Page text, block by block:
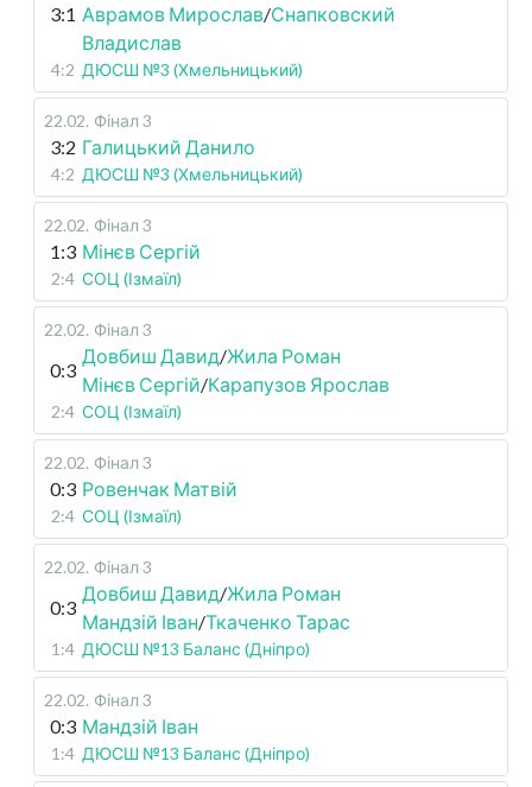
3:1 Аврамов Мирослав/Снапковский
Владислав
4:2 ДЮСШ №3 (Хмельницький)
22.02. Фінал 3
3:2 Галицький Данило
4:2 ДЮСШ №3 (Хмельницький)
22.02. Фінал 3
1:3 Мінєв Сергій
2:4 СОЦ (Ізмаїл)
22.02. Фінал 3
0:3
Довбиш Давид/Жила Роман
Мінєв Сергій/Карапузов Ярослав
2:4 СОЦ (Ізмаїл)
22.02. Фінал 3
0:3 Ровенчак Матвій
2:4 СОЦ (Ізмаїл)
22.02. Фінал 3
0:3
Довбиш Давид/Жила Роман
Мандзій Іван/Ткаченко Тарас
1:4 ДЮСШ №13 Баланс (Дніпро)
22.02. Фінал 3
0:3 Мандзій Іван
1:4 ДЮСШ №13 Баланс (Дніпро)